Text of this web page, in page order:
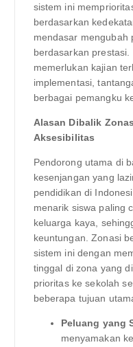
sistem ini
berdasarkan
mendasar mengubah
berdasarkan
memerlukan kajian
implementasi,
berbagai pemangku
Alasan Dibalik
Aksesibilitas
Pendorong utama di
kesenjangan yang
pendidikan di
menarik siswa paling
keluarga kaya,
keuntungan. Zonasi
sistem ini dengan
tinggal di zona yang
prioritas ke sekolah
beberapa tujuan
Peluang yang
menyamakan